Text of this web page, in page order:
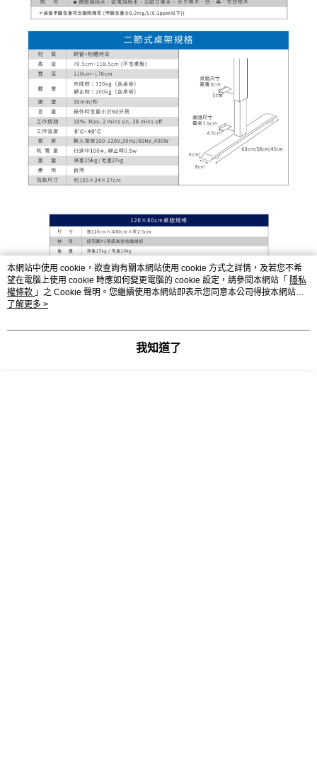
本網站中使用 cookie，欲查詢有關本網站使用 cookie 方式之詳情，及若您不希
望在電腦上使用 cookie 時應如何變更電腦的 cookie 設定，請參閱本網站「 隱私
權條款 」之 Cookie 聲明。您繼續使用本網站即表示您同意本公司得按本網站使
用條款之 Cookie 聲明使用 cookie。
了解更多 >
我知道了